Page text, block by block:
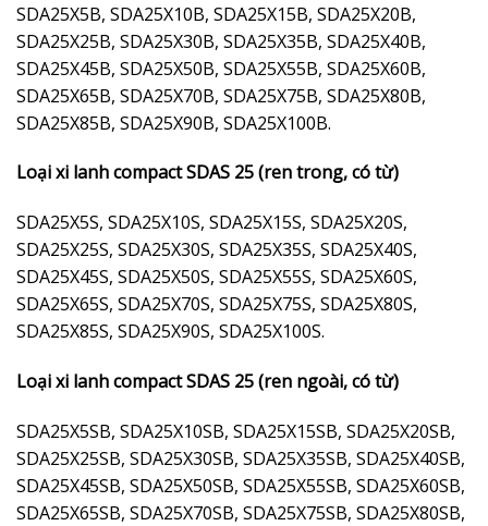
SDA25X5B, SDA25X10B, SDA25X15B, SDA25X20B,
SDA25X25B, SDA25X30B, SDA25X35B, SDA25X40B,
SDA25X45B, SDA25X50B, SDA25X55B, SDA25X60B,
SDA25X65B, SDA25X70B, SDA25X75B, SDA25X80B,
SDA25X85B, SDA25X90B, SDA25X100B.
Loại xi lanh compact SDAS 25 (ren trong, có từ)
SDA25X5S, SDA25X10S, SDA25X15S, SDA25X20S,
SDA25X25S, SDA25X30S, SDA25X35S, SDA25X40S,
SDA25X45S, SDA25X50S, SDA25X55S, SDA25X60S,
SDA25X65S, SDA25X70S, SDA25X75S, SDA25X80S,
SDA25X85S, SDA25X90S, SDA25X100S.
Loại xi lanh compact SDAS 25 (ren ngoài, có từ)
SDA25X5SB, SDA25X10SB, SDA25X15SB, SDA25X20SB,
SDA25X25SB, SDA25X30SB, SDA25X35SB, SDA25X40SB,
SDA25X45SB, SDA25X50SB, SDA25X55SB, SDA25X60SB,
SDA25X65SB, SDA25X70SB, SDA25X75SB, SDA25X80SB,